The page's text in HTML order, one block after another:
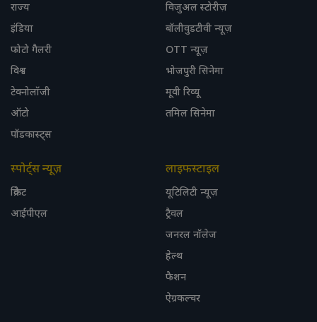
राज्य
इंडिया
फोटो गैलरी
विश्व
टेक्नोलॉजी
ऑटो
पॉडकास्ट्स
विजुअल स्टोरीज़
बॉलीवुडटीवी न्यूज़
OTT न्यूज़
भोजपुरी सिनेमा
मूवी रिव्यू
तमिल सिनेमा
स्पोर्ट्स न्यूज़
क्रिकेट
आईपीएल
लाइफस्टाइल
यूटिलिटी न्यूज़
ट्रैवल
जनरल नॉलेज
हेल्थ
फैशन
ऐग्रकल्चर